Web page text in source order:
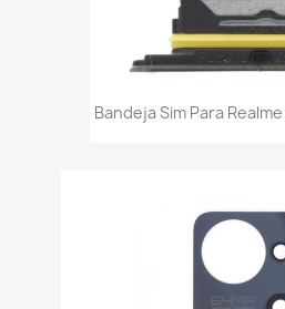
Bandeja Sim Para